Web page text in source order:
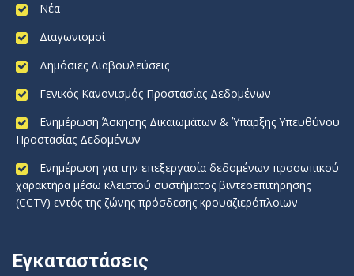
Νέα
Διαγωνισμοί
Δημόσιες Διαβουλεύσεις
Γενικός Κανονισμός Προστασίας Δεδομένων
Ενημέρωση Άσκησης Δικαιωμάτων & Ύπαρξης Υπευθύνου
Προστασίας Δεδομένων
Ενημέρωση για την επεξεργασία δεδομένων προσωπικού
χαρακτήρα μέσω κλειστού συστήματος βιντεοεπιτήρησης
(CCTV) εντός της ζώνης πρόσδεσης κρουαζιερόπλοιων
Εγκαταστάσεις